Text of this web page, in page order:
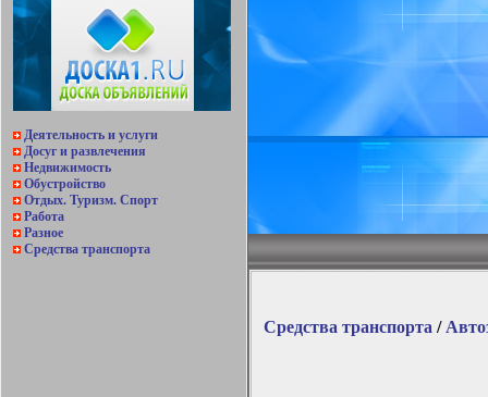
Деятельность и услуги
Досуг и развлечения
Недвижимость
Обустройство
Отдых. Туризм. Спорт
Работа
Разное
Средства транспорта
Средства транспорта /